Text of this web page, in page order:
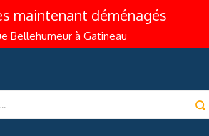
maintenant déménagés
Bellehumeur à Gatineau